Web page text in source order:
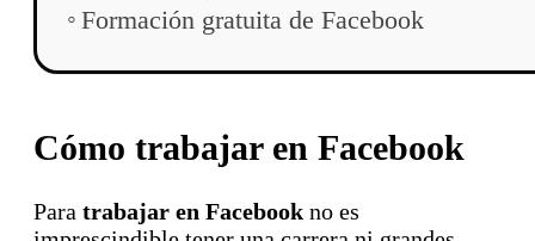
Formación gratuita de Facebook
Cómo trabajar en Facebook
Para trabajar en Facebook no es